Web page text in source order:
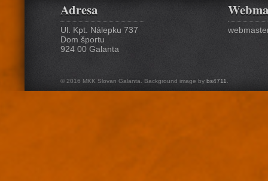
Adresa
Ul. Kpt. Nálepku 737
Dom športu
924 00 Galanta
© 2016 MKK Slovan Galanta. Background image by bs4711